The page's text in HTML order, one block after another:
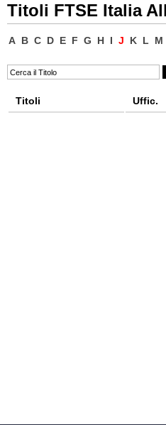
Titoli FTSE Italia
A B C D E F G H I J K L M
Titoli Uffic.